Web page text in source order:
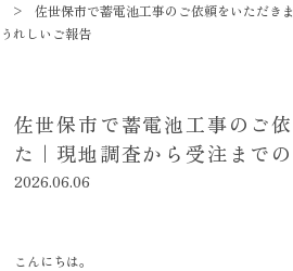
佐世保市で蓄電池工事のご依頼をいただき
うれしいご報告
佐世保市で蓄電池工事のご
た｜現地調査から受注まで
2026.06.06
こんにちは。